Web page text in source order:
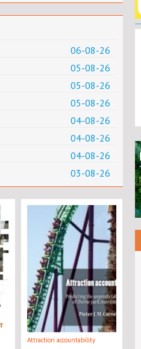
06-08-26
05-08-26
05-08-26
05-08-26
04-08-26
04-08-26
04-08-26
03-08-26
Attraction accountability